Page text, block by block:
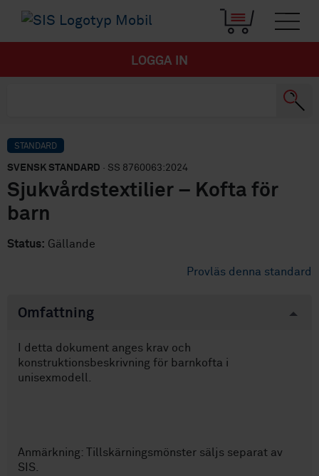
LOGGA IN
STANDARD
SVENSK STANDARD · SS 8760063:2024
Sjukvårdstextilier – Kofta för
barn
Status: Gällande
Provläs denna standard
Omfattning
I detta dokument anges krav och
konstruktionsbeskrivning för barnkofta i
unisexmodell.
Anmärkning: Tillskärningsmönster säljs separat av
SIS.